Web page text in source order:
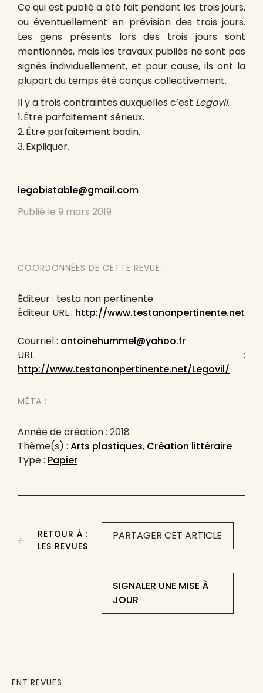
Ce qui est pu­blié a été fait pen­dant les trois jours,
ou éven­tuel­lement en pré­vision des trois jours.
Les gens pré­sents lors des trois jours sont
men­tion­nés, mais les tra­vaux pu­bliés ne sont pas
si­gnés in­di­vi­duel­lement, et pour cause, ils ont la
plu­part du temps été con­çus col­lecti­vement.
Il y a trois con­traintes aux­quel­les c’est Lego­vil.
1. Être parfai­tement sérieux.
2. Être par­fai­te­ment badin.
3. Expli­quer.
legobistable@gmail.com
Publié le 9 mars 2019
COORDONNÉES DE CETTE REVUE :
Éditeur : testa non pertinente
Éditeur URL : http://www.testanonpertinente.net
Courriel : antoinehummel@yahoo.fr
URL :
http://www.testanonpertinente.net/Legovil/
MÉTA :
Année de création : 2018
Thème(s) : Arts plastiques, Création littéraire
Type : Papier
PARTAGER CET ARTICLE
SIGNALER UNE MISE À
JOUR
RETOUR À :
LES REVUES
ENT'REVUES